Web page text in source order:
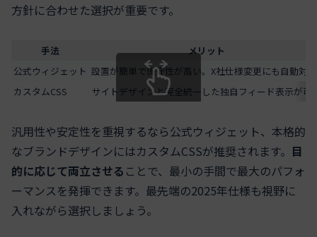
方針に合わせた選択が重要です。
手法
メリット
公式ウィジェット 設置が簡単で保守性が高い。X社仕様変更にも自動対応
カスタムCSS
サイトデザインと完全統一した独自フィード表示が可
スクロールできます
汎用性や安定性を重視するなら公式ウィジェット、本格的
なブランドデザインにはカスタムCSSが推奨されます。 目
的に応じて両立させる ことで、最小の手間で最大のパフォ
ーマンスを発揮できます。最先端の2025年仕様も視野に
入れながら選択しましょう。